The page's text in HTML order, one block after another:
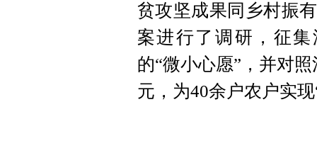
贫攻坚成果同乡村振
案进行了调研，征
的“微小心愿”，并对
元，为40余户农户实